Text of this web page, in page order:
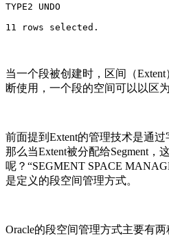
TYPE2 UNDO
11 rows selected.
当一个段被创建时，区间（
断使用，一个段的空间可以以区
前面提到Extent的管理技术是通
那么当Extent被分配给Segment，
呢？“SEGMENT SPACE
是定义的段空间管理方式。
Oracle的段空间管理方式主要有